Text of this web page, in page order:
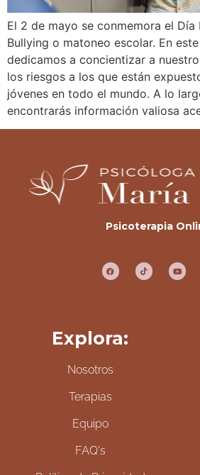
El 2 de mayo se conmemora el Día
Bullying o matoneo escolar. En
dedicamos a concientizar a
los riesgos a los que están
jóvenes en todo el mundo. A lo
encontrarás información valiosa
Psicoterapia
Explora:
Nosotros
Terapias
Equipo
FAQ's